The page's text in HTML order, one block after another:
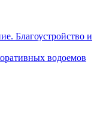
Благоустройство и
водоемов